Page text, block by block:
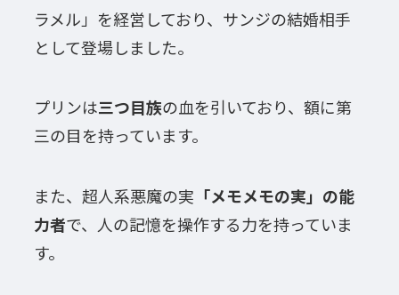
ラメル」を経営しており、サンジの結婚相手
として登場しました。
プリンは三つ目族の血を引いており、額に第
三の目を持っています。
また、超人系悪魔の実 「メモメモの実」の能
力者で、人の記憶を操作する力を持っていま
す。